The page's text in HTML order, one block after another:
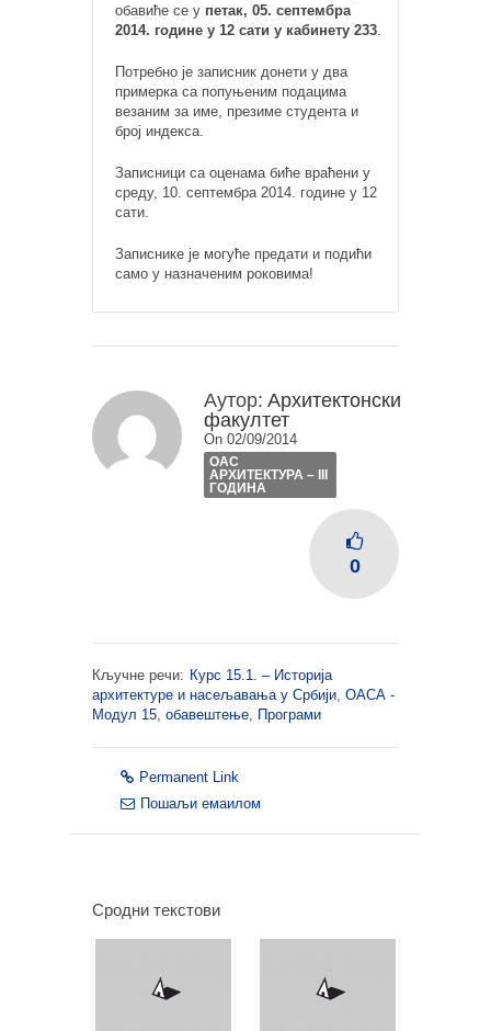
обавиће се у петак, 05. септембра
2014. године у 12 сати у кабинету 233.
Потребно је записник донети у два
примерка са попуњеним подацима
везаним за име, презиме студента и
број индекса.
Записници са оценама биће враћени у
среду, 10. септембра 2014. године у 12
сати.
Записнике је могуће предати и подићи
само у назначеним роковима!
Аутор: Архитектонски
факултет
On 02/09/2014
ОАС
АРХИТЕКТУРА – III
ГОДИНА
0
Кључне речи: Курс 15.1. – Историја
архитектуре и насељавања у Србији, ОАСА -
Модул 15, обавештење, Програми
Permanent Link
Пошаљи емаилом
Сродни текстови